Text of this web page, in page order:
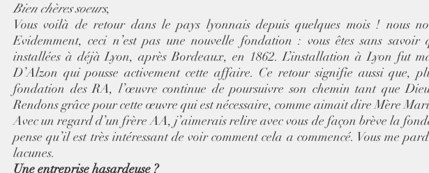
Bien chères soeurs,
Vous voilà de retour dans le pays lyonnais depuis quelques mois ! nous
Evidemment, ceci n’est pas une nouvelle fondation : vous êtes sans savoir
installées à déjà Lyon, après Bordeaux, en 1862. L’installation à Lyon fut
D’Alzon qui pousse activement cette affaire. Ce retour signifie aussi que,
fondation des RA, l’œuvre continue de poursuivre son chemin tant que
Rendons grâce pour cette œuvre qui est nécessaire, comme aimait dire Mère
Avec un regard d’un frère AA, j’aimerais relire avec vous de façon brève la
pense qu’il est très intéressant de voir comment cela a commencé. Vous me
lacunes.
Une entreprise hasardeuse ?